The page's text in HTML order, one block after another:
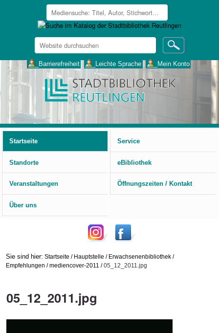
Website
durchsuchen
___Barrierefreiheit ___Leichte Sprache ___Mein Konto
Startseite
Service
Standorte eBibliothek
Veranstaltungen Öffnungszeiten / Kontakt
Über uns
Sie sind hier: Startseite / Hauptstelle / Erwachsenenbibliothek /
Empfehlungen /mediencover-2011 /05_12_2011.jpg
05_12_2011.jpg